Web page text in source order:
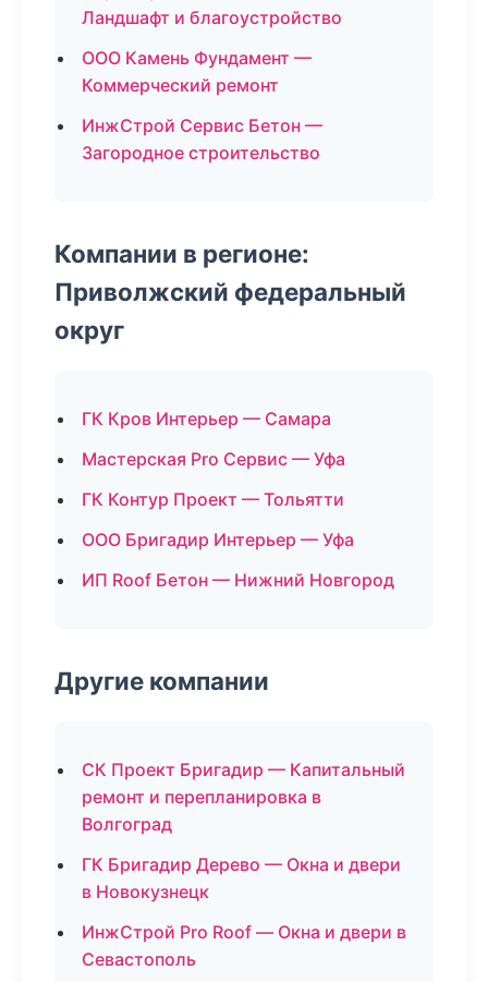
Ландшафт и благоустройство
ООО Камень Фундамент —
Коммерческий ремонт
ИнжСтрой Сервис Бетон —
Загородное строительство
Компании в регионе:
Приволжский федеральный
округ
ГК Кров Интерьер — Самара
Мастерская Pro Сервис — Уфа
ГК Контур Проект — Тольятти
ООО Бригадир Интерьер — Уфа
ИП Roof Бетон — Нижний Новгород
Другие компании
СК Проект Бригадир — Капитальный
ремонт и перепланировка в
Волгоград
ГК Бригадир Дерево — Окна и двери
в Новокузнецк
ИнжСтрой Pro Roof — Окна и двери в
Севастополь